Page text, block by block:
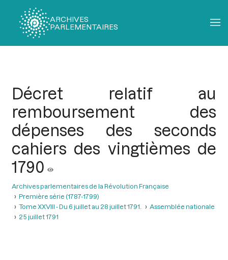
ARCHIVES
PARLEMENTAIRES
Décret relatif au
remboursement des
dépenses des seconds
cahiers des vingtièmes de
1790
Archives parlementaires de la Révolution Française
Première série (1787-1799)
Tome XXVIII - Du 6 juillet au 28 juillet 1791.
Assemblée nationale
25 juillet 1791